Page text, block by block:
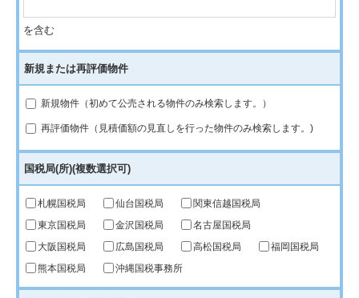
を含む
新規または再評価物件
新規物件（初めて公売される物件のみ検索します。）
再評価物件（見積価額の見直しを行った物件のみ検索します。)
国税局(所)(複数選択可)
札幌国税局 仙台国税局
関東信越国税局
東京国税局
金沢国税局
名古屋国税局
大阪国税局
広島国税局 高松国税局
福岡国税局
熊本国税局
沖縄国税事務所